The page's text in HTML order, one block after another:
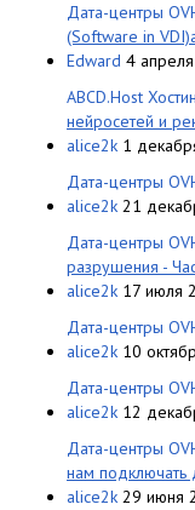
Дата-центры
(Software in
Edward 4
ABCD.Host
нейросетей и
alice2k 1
Дата-центры
alice2k 21
Дата-центры
разрушения -
alice2k 17 июля
Дата-центры
alice2k 10
Дата-центры
alice2k 12
Дата-центры
нам подключать
alice2k 29 июня